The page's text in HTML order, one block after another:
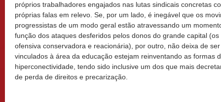
próprios trabalhadores engajados nas lutas sindicais concretas
próprias falas em relevo. Se, por um lado, é inegável que os
progressistas de um modo geral estão atravessando um
função dos ataques desferidos pelos donos do grande capital
ofensiva conservadora e reacionária), por outro, não deixa de
vinculados à área da educação estejam reinventando as formas
hiperconectividade, tendo sido inclusive um dos que mais
de perda de direitos e precarização.